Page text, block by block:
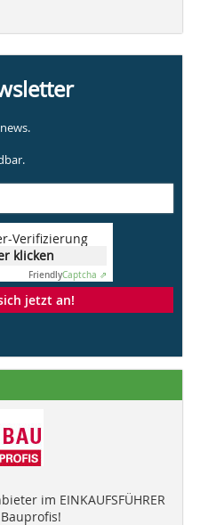
Verifizierung
klicken
FriendlyCaptcha ⇗
jetzt an!
im EINKAUFSFÜHRER